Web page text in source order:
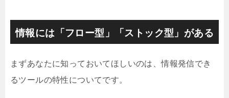
情報には「フロー型」「ストック型」がある
まずあなたに知っておいてほしいのは、情報発信でき
るツールの特性についてです。